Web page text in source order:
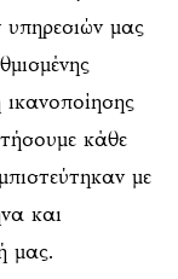
μας
κάθε
με
και
μας.